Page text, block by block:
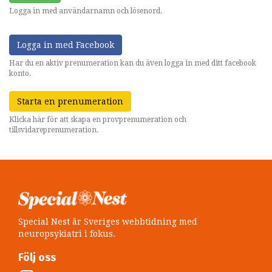
Logga in med användarnamn och lösenord.
Logga in med Facebook
Har du en aktiv prenumeration kan du även logga in med ditt facebook
konto.
Starta en prenumeration
Klicka här för att skapa en provprenumeration och
tillsvidareprenumeration.
Special Nest är Sveriges webbtidning med
neuropsykiatri i fokus.
Följ oss